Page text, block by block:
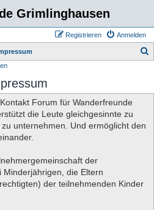
Grimlinghausen
Anmelden
Registrieren
h
Forum für Wanderfreunde
die Leute gleichgesinnte zu
unternehmen. Und ermöglicht den
der
die Eltern
der teilnehmenden Kinder